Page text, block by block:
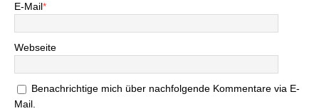
E-Mail*
Webseite
Benachrichtige mich über nachfolgende Kommentare via E-
Mail.